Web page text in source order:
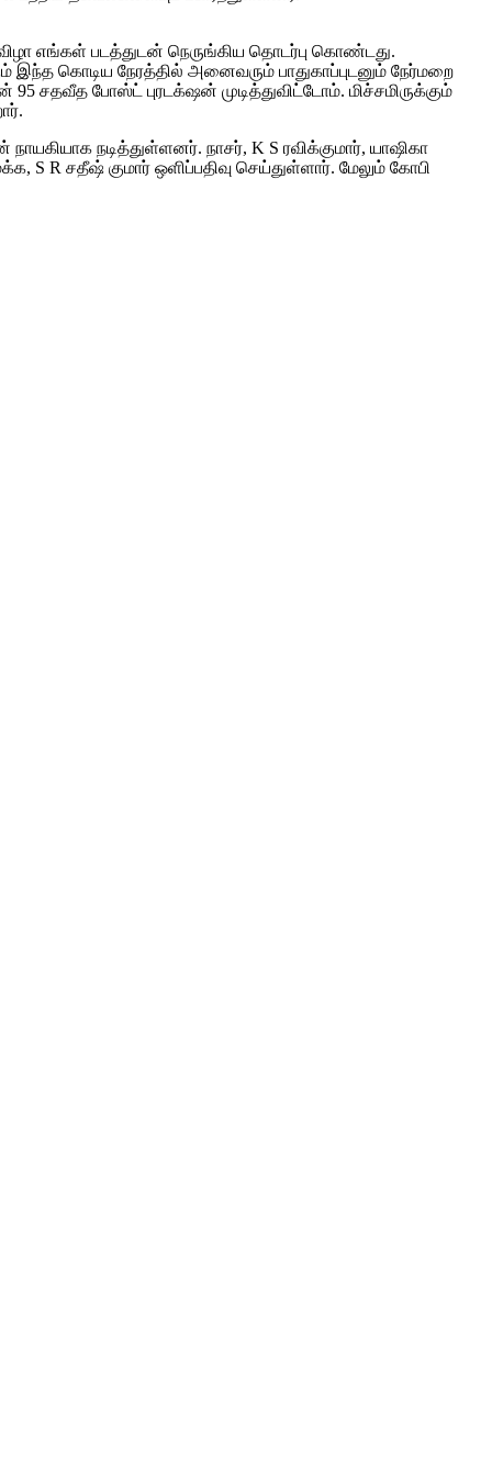
விழா எங்கள் படத்துடன் நெருங்கிய தொடர்பு கொண்டது.
கொடிய நேரத்தில் அனைவரும் பாதுகாப்புடனும் நேர்மறை
சதவீத போஸ்ட் புரடக்‌ஷன் முடித்துவிட்டோம். மிச்சமிருக்கும்
நடித்துள்ளனர். நாசர், K S ரவிக்குமார், யாஷிகா
S R சதீஷ் குமார் ஒளிப்பதிவு செய்துள்ளார். மேலும் கோபி